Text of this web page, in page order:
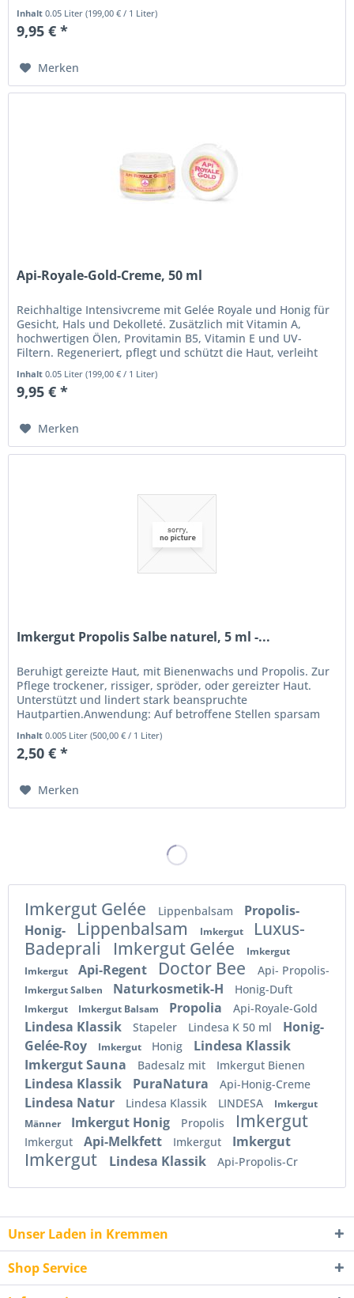
Inhalt0.05 Liter(199,00 € / 1 Liter)
9,95 € *
Merken
Api-Royale-Gold-Creme, 50 ml
Reichhaltige Intensivcreme mit Gelée Royale und Honig für
Gesicht, Hals und Dekolleté. Zusätzlich mit Vitamin A,
hochwertigen Ölen, Provitamin B5, Vitamin E und UV-
Filtern. Regeneriert, pflegt und schützt die Haut, verleiht
Inhalt0.05 Liter(199,00 € / 1 Liter)
9,95 € *
Merken
Imkergut Propolis Salbe naturel, 5 ml -...
Beruhigt gereizte Haut, mit Bienenwachs und Propolis. Zur
Pflege trockener, rissiger, spröder, oder gereizter Haut.
Unterstützt und lindert stark beanspruchte
Hautpartien.Anwendung: Auf betroffene Stellen sparsam
auftragen und einziehen...
Inhalt0.005 Liter(500,00 € / 1 Liter)
2,50 € *
Merken
Imkergut Gelée Lippenbalsam
Propolis-
Honig-
Lippenbalsam Imkergut
Luxus-
Badeprali
Imkergut Gelée
Imkergut
Imkergut
Api-Regent Doctor Bee Api- Propolis-
Imkergut Salben Naturkosmetik-H Honig-Duft
Imkergut Imkergut Balsam Propolia Api-Royale-Gold
Lindesa Klassik Stapeler Lindesa K 50 ml
Honig-
Gelée-Roy
Imkergut Honig
Lindesa Klassik
Imkergut Sauna
Badesalz mit Imkergut Bienen
Lindesa Klassik PuraNatura Api-Honig-Creme
Lindesa Natur Lindesa Klassik LINDESA
Imkergut
Männer
Imkergut Honig Propolis Imkergut
Imkergut Api-Melkfett Imkergut Imkergut
Imkergut Lindesa Klassik Api-Propolis-Cr
Unser Laden in Kremmen
Shop Service